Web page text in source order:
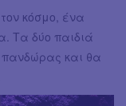
κόσμο, ένα
Τα δύο παιδιά
πανδώρας και θα